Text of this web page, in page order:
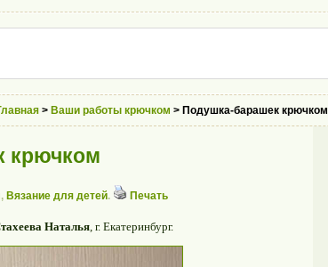
> Ваши работы крючком > Подушка-барашек крючком
крючком
, Вязание для детей. Печать
Наталья, г. Екатеринбург.